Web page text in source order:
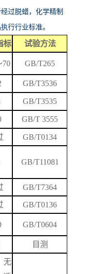
过脱蜡，化学精制
行行业标准。
标 试验方法
70 GB/T265
GB/T3536
GB/T3535
GB/T 3555
GB/T0134
GB/T11081
GB/T7364
GB/T0136
GB/T0604
目测
无